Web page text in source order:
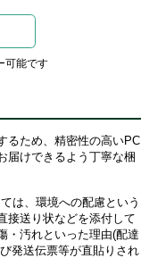
可能です
るため、精密性の高いPC
届けできるよう丁寧な梱
は、環境への配慮という
接送り状などを添付して
・汚れといった理由(配達
発送伝票等が直貼りされ